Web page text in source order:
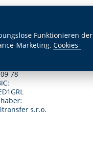
78
s.r.o.
Funktionieren der
Marketing. Cookies-